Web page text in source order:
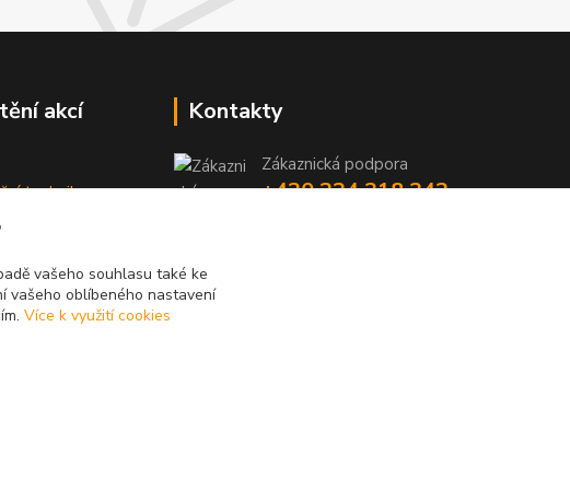
akcí
techniky
techniky
techniky
Kontakty
Zákaznická podpora
+420 224 318 342
vašeho souhlasu také ke
vašeho oblíbeného nastavení
Více k využití cookies